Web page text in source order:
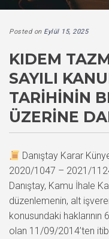
Posted on Eylül 15, 2025
KIDEM
SAYILI
TARIHININ
ÜZERINE
Danıştay Karar
2020/1047 – 2021/
Danıştay, Kamu İhale
düzenlemenin, alt
konusundaki haklarının
olan 11/09/2014’ten